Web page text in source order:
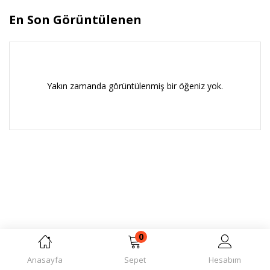
Anasayfa
0
Sepet Hesabım
En Son Görüntülenen
Yakın zamanda görüntülenmiş bir öğeniz yok.